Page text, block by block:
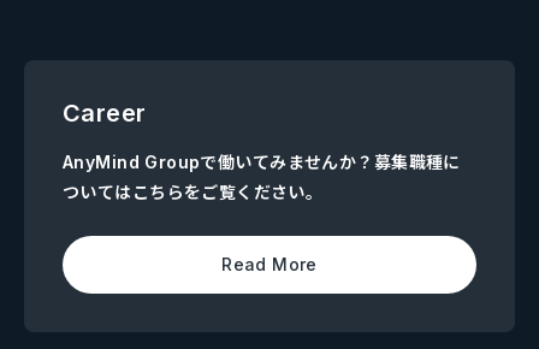
Career
AnyMind Groupで働いてみませんか？募集職種に
ついてはこちらをご覧ください。
Read More